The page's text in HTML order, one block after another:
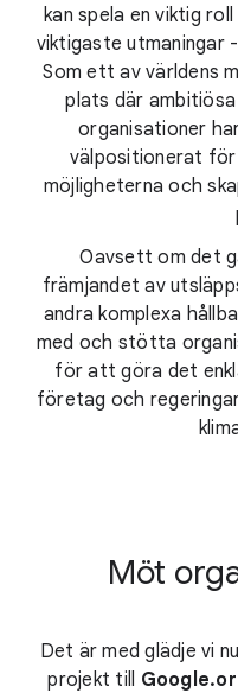
kan spela en viktig
viktigaste utmaningar
Som ett av världens
plats där
organisationer
välpositionerat
möjligheterna och
Oavsett om det
främjandet av
andra komplexa
med och stötta
för att göra det
företag och
Möt
Det är med glädje vi
projekt till